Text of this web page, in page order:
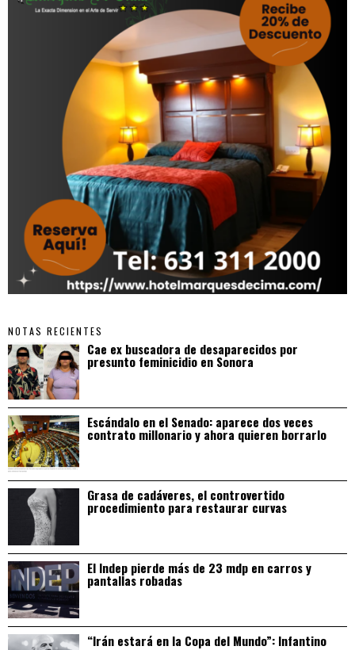
NOTAS RECIENTES
Cae ex buscadora de desaparecidos por
presunto feminicidio en Sonora
Escándalo en el Senado: aparece dos veces
contrato millonario y ahora quieren borrarlo
Grasa de cadáveres, el controvertido
procedimiento para restaurar curvas
El Indep pierde más de 23 mdp en carros y
pantallas robadas
“Irán estará en la Copa del Mundo”: Infantino